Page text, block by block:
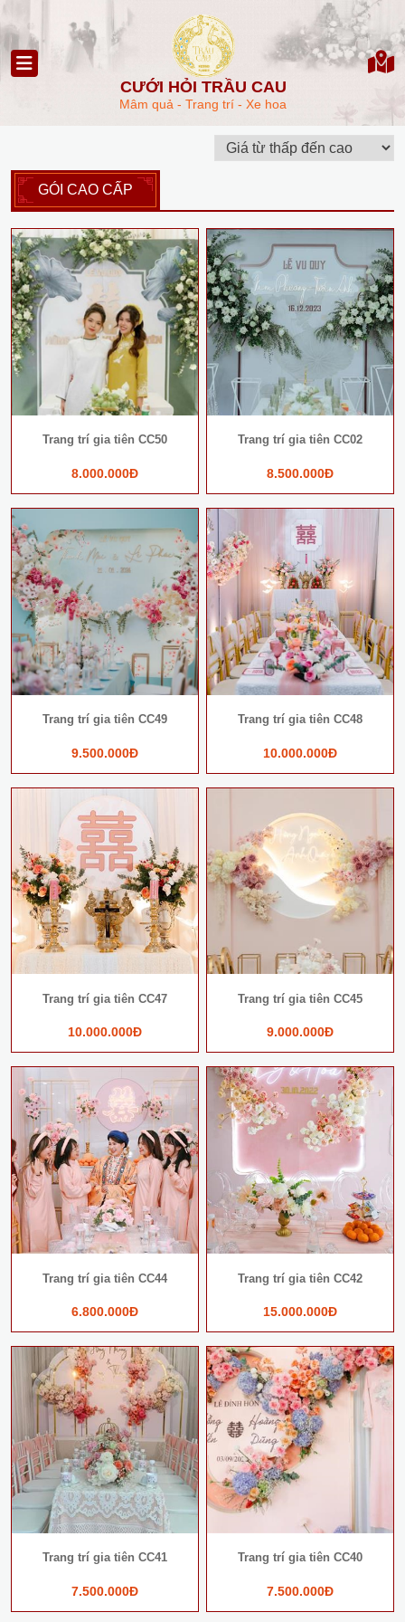
CƯỚI HỎI TRẦU CAU
Mâm quả - Trang trí - Xe hoa
GÓI CAO CẤP
Trang trí gia tiên CC50
8.000.000Đ
Trang trí gia tiên CC02
8.500.000Đ
Trang trí gia tiên CC49
9.500.000Đ
Trang trí gia tiên CC48
10.000.000Đ
Trang trí gia tiên CC47
10.000.000Đ
Trang trí gia tiên CC45
9.000.000Đ
Trang trí gia tiên CC44
6.800.000Đ
Trang trí gia tiên CC42
15.000.000Đ
Trang trí gia tiên CC41
7.500.000Đ
Trang trí gia tiên CC40
7.500.000Đ